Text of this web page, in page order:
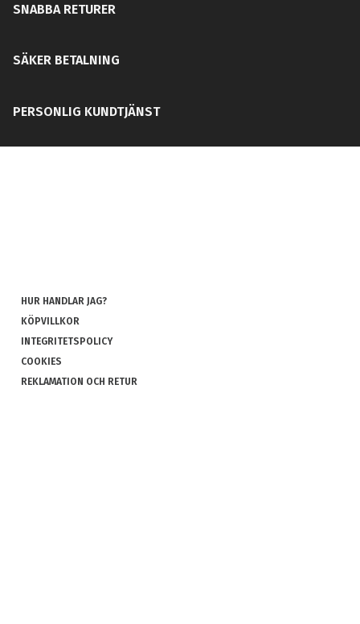
SNABBA RETURER
SÄKER BETALNING
PERSONLIG KUNDTJÄNST
HUR HANDLAR JAG?
KÖPVILLKOR
INTEGRITETSPOLICY
COOKIES
REKLAMATION OCH RETUR